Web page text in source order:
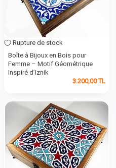
Rupture de stock
Boîte à Bijoux en Bois pour
Femme – Motif Géométrique
Inspiré d’Iznik
3.200,00TL